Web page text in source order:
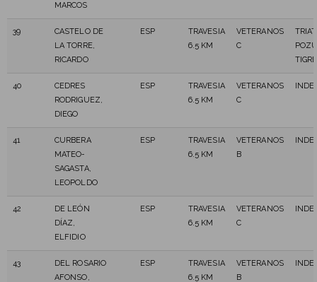
MARCOS
39
CASTELO DE
LA TORRE,
RICARDO
ESP
TRAVESIA
6.5 KM
VETERANOS
C
40
CEDRES
RODRIGUEZ,
DIEGO
ESP
TRAVESIA
6.5 KM
VETERANOS
C
41
CURBERA
MATEO-
SAGASTA,
LEOPOLDO
ESP
TRAVESIA
6.5 KM
VETERANOS
B
42
DE LEÓN
DÍAZ,
ELFIDIO
ESP
TRAVESIA
6.5 KM
VETERANOS
C
43
DEL ROSARIO
AFONSO,
ESP
TRAVESIA
6.5 KM
VETERANOS
B